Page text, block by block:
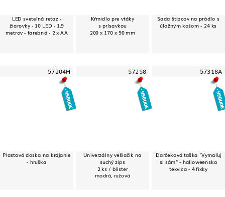
LED sveteľná reťaz -
žiarovky - 10 LED - 1,9
metrov - farebná - 2 x AA
Kŕmidlo pre vtáky
s prísavkou
200 x 170 x 90 mm
Sada štipcov na prádlo s
úložným košom - 24 ks
57204H
Plastová doska na krájanie
- hruška
57258
Univerzálny vešiačik na
suchý zips
2 ks / blister
modrá, ružová
57318A
Darčeková taška "Vymaľuj
si sám" - halloweenska
tekvica - 4 fixky